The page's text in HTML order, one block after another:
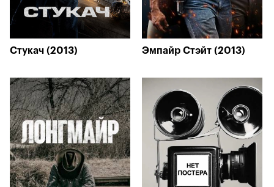
Стукач (2013) Эмпайр Стэйт (2013)